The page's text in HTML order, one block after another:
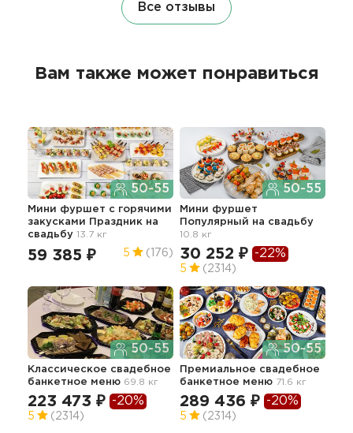
Все отзывы
Вам также может понравиться
50-55
Мини фуршет c горячими
закусками Праздник на
свадьбу 13.7 кг
59 385 ₽ 5 (176)
50-55
Мини фуршет
Популярный на свадьбу
10.8 кг
30 252 ₽ -22%
5 (2314)
50-55
Классическое свадебное
банкетное меню 69.8 кг
223 473 ₽ -20%
5 (2314)
50-55
Премиальное свадебное
банкетное меню 71.6 кг
289 436 ₽ -20%
5 (2314)